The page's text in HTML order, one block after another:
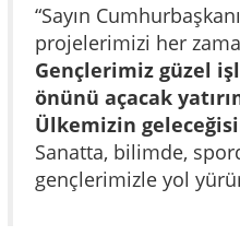
“Sayın
projelerimizi her
Gençlerimiz güzel
önünü açacak
Ülkemizin
Sanatta, bilimde,
gençlerimizle yol